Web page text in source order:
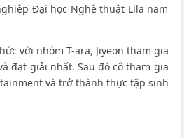
Đại học Nghệ thuật Lila năm
với nhóm T-ara, Jiyeon tham gia
đạt giải nhất. Sau đó cô tham gia
và trở thành thực tập sinh